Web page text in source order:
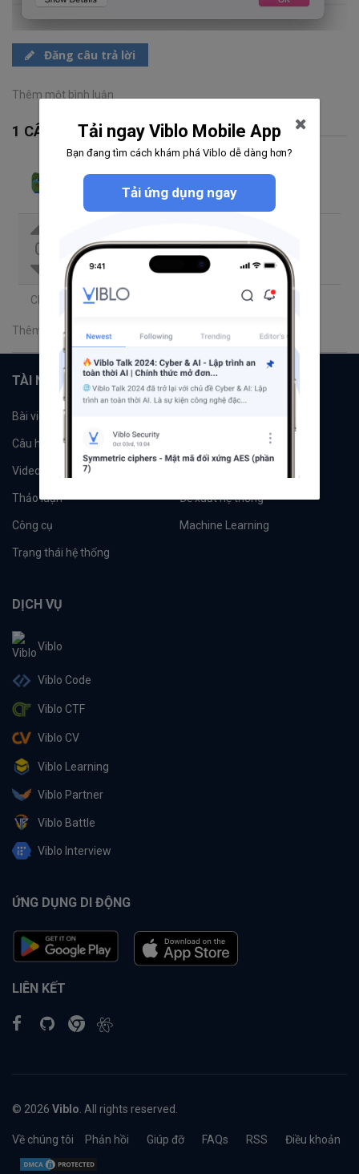
Đăng câu trả lời
Thêm một bình luận
1 CÂU TRẢ LỜI
NobiKin
Theo dõi
Đã trả lời thg 8 21, 2025 8:58 SA
0
Chia sẻ
Thêm một bình luận
TÀI NGUYÊN
Bài viết
Câu hỏi
Videos
Thảo luận Đề xuất hệ thống
Công cụ Machine Learning
Trạng thái hệ thống
DỊCH VỤ
Viblo
Viblo Code
Viblo CTF
Viblo CV
Viblo Learning
Viblo Partner
Viblo Battle
Viblo Interview
ỨNG DỤNG DI ĐỘNG
LIÊN KẾT
© 2026 Viblo . All rights reserved.
Về chúng tôi Phản hồi Giúp đỡ FAQs RSS Điều khoản
Tải ngay Viblo Mobile App
Bạn đang tìm cách khám phá Viblo dễ dàng hơn?
Tải ứng dụng ngay